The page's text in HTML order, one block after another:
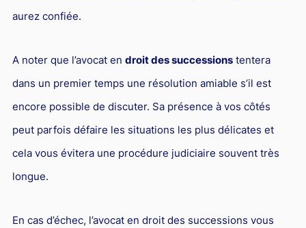
aurez confiée.
A noter que l’avocat en droit des successionstentera
dans un premier temps une résolution amiable s’il est
encore possible de discuter. Sa présence à vos côtés
peut parfois défaire les situations les plus délicates et
cela vous évitera une procédure judiciaire souvent très
longue.
En cas d’échec, l’avocat en droit des successions vous